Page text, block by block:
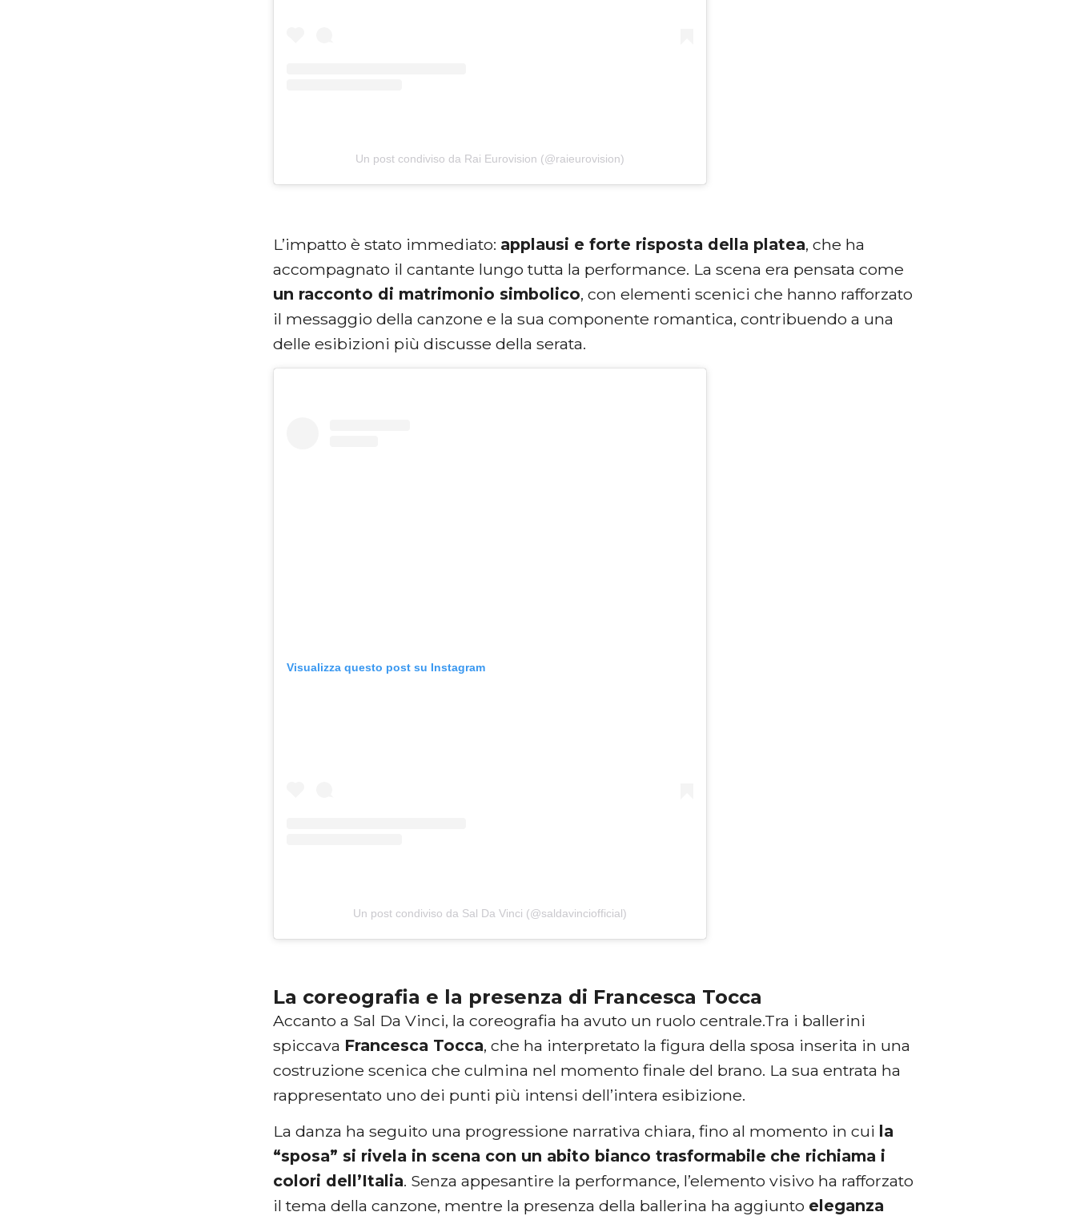
Un post condiviso da Rai Eurovision (@raieurovision)
L’impatto è stato immediato: applausi e forte risposta della platea, che ha
accompagnato il cantante lungo tutta la performance. La scena era pensata come
un racconto di matrimonio simbolico, con elementi scenici che hanno rafforzato
il messaggio della canzone e la sua componente romantica, contribuendo a una
delle esibizioni più discusse della serata.
Visualizza questo post su Instagram
Un post condiviso da Sal Da Vinci (@saldavinciofficial)
La coreografia e la presenza di Francesca Tocca
Accanto a Sal Da Vinci, la coreografia ha avuto un ruolo centrale.Tra i ballerini
spiccava Francesca Tocca, che ha interpretato la figura della sposa inserita in una
costruzione scenica che culmina nel momento finale del brano. La sua entrata ha
rappresentato uno dei punti più intensi dell’intera esibizione.
La danza ha seguito una progressione narrativa chiara, fino al momento in cui la
“sposa” si rivela in scena con un abito bianco trasformabile che richiama i
colori dell’Italia. Senza appesantire la performance, l’elemento visivo ha rafforzato
il tema della canzone, mentre la presenza della ballerina ha aggiunto eleganza